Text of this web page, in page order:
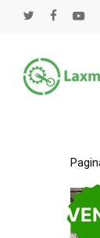
principale
twitter Facebook